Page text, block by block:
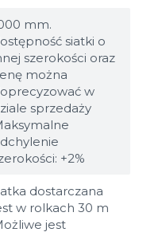
mm.
siatki o
szerokości oraz
można
w
sprzedaży
+2%
dostarczana
w rolkach 30 m
jest